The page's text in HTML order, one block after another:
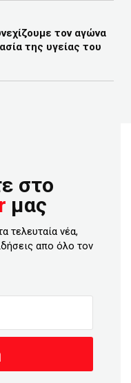
τον αγώνα
της υγείας του
στο
μας
τελευταία νέα,
απο όλο τον